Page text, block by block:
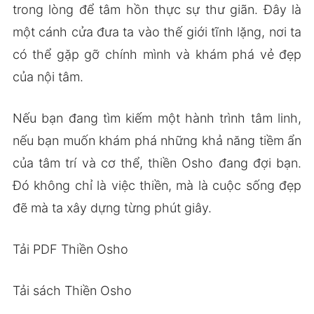
trong lòng để tâm hồn thực sự thư giãn. Đây là
một cánh cửa đưa ta vào thế giới tĩnh lặng, nơi ta
có thể gặp gỡ chính mình và khám phá vẻ đẹp
của nội tâm.
Nếu bạn đang tìm kiếm một hành trình tâm linh,
nếu bạn muốn khám phá những khả năng tiềm ẩn
của tâm trí và cơ thể, thiền Osho đang đợi bạn.
Đó không chỉ là việc thiền, mà là cuộc sống đẹp
đẽ mà ta xây dựng từng phút giây.
Tải PDF Thiền Osho
Tải sách Thiền Osho